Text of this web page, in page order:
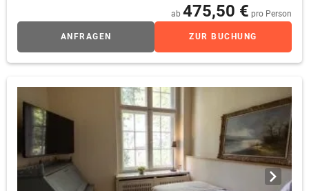
ab 475,50 € pro Person
ANFRAGEN ZUR BUCHUNG